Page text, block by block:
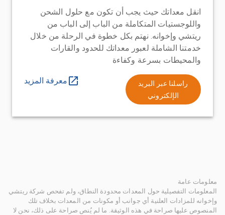
انقل معداتك حيث يجب أن تكون مع حلول الشحن
واللوجستيات المتكاملة من الباب إلى الباب من
ريتشي وإخوانه. نهتم بكل خطوة في الرحلة من خلال
خدمتنا الشاملة لعبور معداتك للحدود والقارات
والمحيطات بسرعة وكفاءة
راسلنا عبر البريد
الإلكتروني
معرفة المزيد
معلومات عامة
المعلومات التفصيلية حول المعدات محدودة النطاق، ولم تفحص شركة ريتشي
وإخوانه للمزادات العلنية أي جوانب أو مكونات من المعدات بخلاف تلك
المنصوص عليها صراحة في هذه الوثيقة. ما لم يُنص صراحة على ذلك، نحن لا